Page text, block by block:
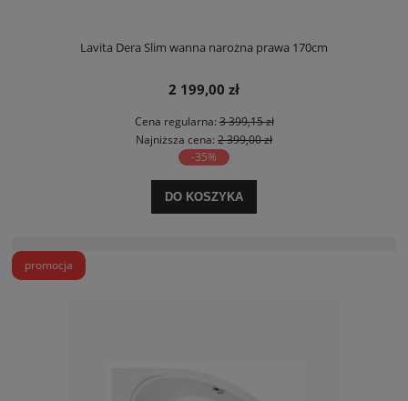
Lavita Dera Slim wanna narożna prawa 170cm
2 199,00 zł
Cena regularna:3 399,15 zł
Najniższa cena: 2 399,00 zł
-35%
DO KOSZYKA
promocja